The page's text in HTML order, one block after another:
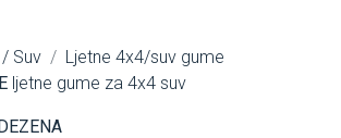
Suv
Ljetne 4x4/suv gume
ljetne gume za 4x4 suv